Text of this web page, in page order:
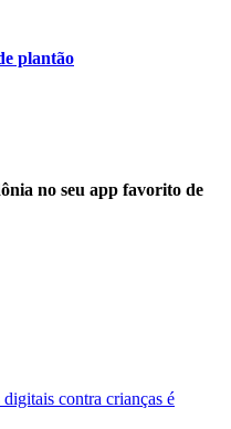
plantão
no seu app favorito de